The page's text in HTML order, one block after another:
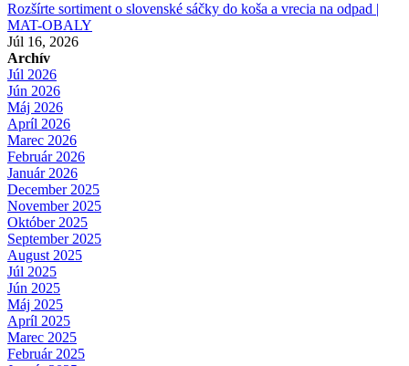
Rozšírte sortiment o slovenské sáčky do koša a vrecia na odpad |
MAT-OBALY
Júl 16, 2026
Archív
Júl 2026
Jún 2026
Máj 2026
Apríl 2026
Marec 2026
Február 2026
Január 2026
December 2025
November 2025
Október 2025
September 2025
August 2025
Júl 2025
Jún 2025
Máj 2025
Apríl 2025
Marec 2025
Február 2025